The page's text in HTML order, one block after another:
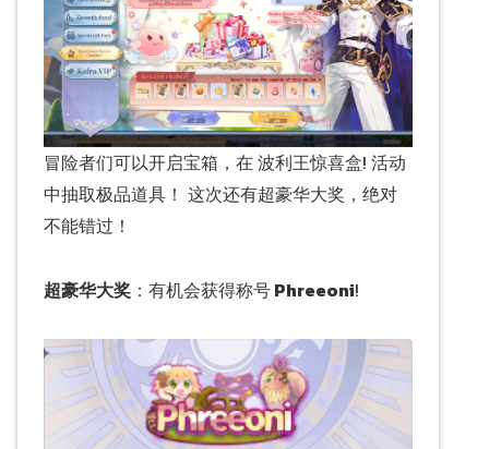
冒险者们可以开启宝箱，在 波利王惊喜盒! 活动
中抽取极品道具！ 这次还有超豪华大奖，绝对
不能错过！
超豪华大奖 ：有机会获得称号Phreeoni!